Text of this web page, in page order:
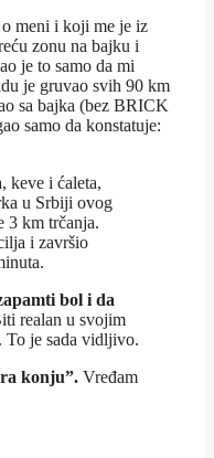
meni i koji me je iz
zonu na bajku i
je to samo da mi
je gruvao svih 90 km
sa bajka (bez BRICK
samo da konstatuje:
keve i ćaleta,
u Srbiji ovog
3 km trčanja.
i završio
bol i da
realan u svojim
To je sada vidljivo.
konju”. Vređam